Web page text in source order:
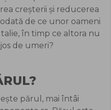
creșterii și reducerea
de ce unor oameni
în timp ce altora nu
de umeri?
părul, mai întâi